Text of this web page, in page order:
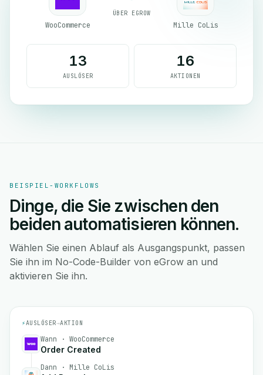
WooCommerce
ÜBER EGROW
Mille CoLis
13
AUSLÖSER
16
AKTIONEN
BEISPIEL-WORKFLOWS
Dinge, die Sie zwischen den
beiden automatisieren können.
Wählen Sie einen Ablauf als Ausgangspunkt, passen
Sie ihn im No-Code-Builder von eGrow an und
aktivieren Sie ihn.
⚡AUSLÖSER→AKTION
Wann · WooCommerce
Order Created
Dann · Mille CoLis